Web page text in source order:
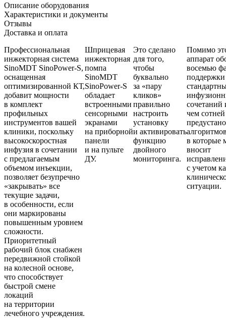
Описание оборудования
Характеристики и документы
Отзывы
Доставка и оплата
Профессиональная
инжекторная система
SinoMDT SinoPower-S,
оснащенная
оптимизированной КТ,
добавит мощности
в комплект
профильных
инструментов вашей
клиники, поскольку
высокоскоростная
инфузия в сочетании
с предлагаемым
объемом инъекции,
позволяет безупречно
«закрывать» все
текущие задачи,
в особенности, если
они маркированы
повышенным уровнем
сложности.
Приоритетный
рабочий блок снабжен
передвижной стойкой
на колесной основе,
что способствует
быстрой смене
локаций
на территории
лечебного учреждения.
Шприцевая
инжекторная
помпа
SinoMDT
SinoPower-S
обладает
встроенными
сенсорными
экранами
на приборной
панели
и на пульте
ДУ.
Это сделано
для того,
чтобы
буквально
за «пару
кликов»
правильно
настроить
установку
и активировать
функцию
двойного
мониторинга.
Помимо
аппарат
восемью
поддержки
сочетаний
чем сотней
в которые
вносит
с учетом
ситуации.